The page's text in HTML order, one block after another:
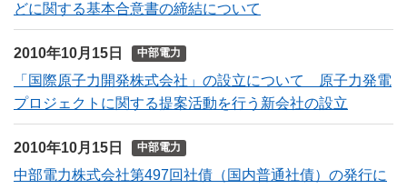
どに関する基本合意書の締結について
2010年10月15日 中部電力
「国際原子力開発株式会社」の設立について 原子力発電
プロジェクトに関する提案活動を行う新会社の設立
2010年10月15日 中部電力
中部電力株式会社第497回社債（国内普通社債）の発行に